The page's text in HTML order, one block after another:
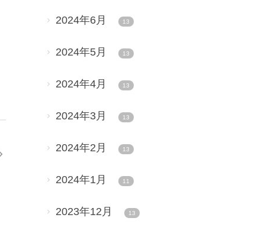
2024年6月 13
2024年5月 13
2024年4月 13
2024年3月 13
2024年2月 13
2024年1月 11
2023年12月 13